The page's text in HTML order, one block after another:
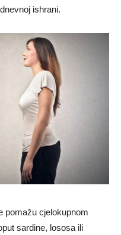
ishrani.
pomažu cjelokupnom
sardine, lososa ili